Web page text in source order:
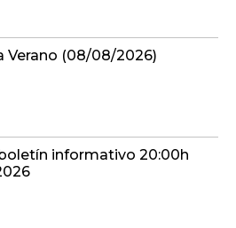
Verano (08/08/2026)
informativo 20:00h